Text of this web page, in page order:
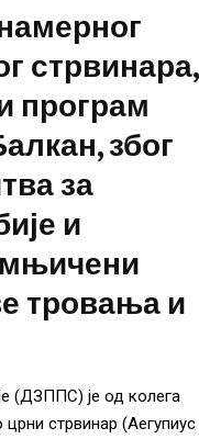
стрвинара,
програм
због
за
и
тровања и
(ДЗППС) је од колега
стрвинар (Аегyпиус